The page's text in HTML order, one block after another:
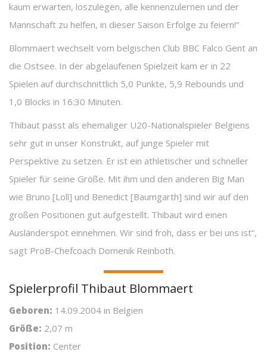
kaum erwarten, loszulegen, alle kennenzulernen und der
Mannschaft zu helfen, in dieser Saison Erfolge zu feiern!“
Blommaert wechselt vom belgischen Club BBC Falco Gent an
die Ostsee. In der abgelaufenen Spielzeit kam er in 22
Spielen auf durchschnittlich 5,0 Punkte, 5,9 Rebounds und
1,0 Blocks in 16:30 Minuten.
Thibaut passt als ehemaliger U20-Nationalspieler Belgiens
sehr gut in unser Konstrukt, auf junge Spieler mit
Perspektive zu setzen. Er ist ein athletischer und schneller
Spieler für seine Größe. Mit ihm und den anderen Big Man
wie Bruno [Loll] und Benedict [Baumgarth] sind wir auf den
großen Positionen gut aufgestellt. Thibaut wird einen
Ausländerspot einnehmen. Wir sind froh, dass er bei uns ist“,
sagt ProB-Chefcoach Domenik Reinboth.
Spielerprofil Thibaut Blommaert
Geboren: 14.09.2004 in Belgien
Größe: 2,07 m
Position: Center